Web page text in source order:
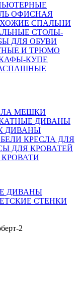
ОФИСНАЯ
СПАЛЬНИ
СТОЛЫ-
ДЛЯ ОБУВИ
И ТРЮМО
КУПЕ
МЕШКИ
ДИВАНЫ
ДИВАНЫ
КРЕСЛА ДЛЯ
ДЛЯ КРОВАТЕЙ
ДИВАНЫ
СТЕНКИ
2